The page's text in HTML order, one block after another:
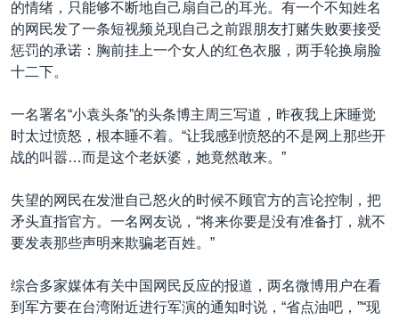
的情绪，只能够不断地自己扇自己的耳光。有一个不知姓名
的网民发了一条短视频兑现自己之前跟朋友打赌失败要接受
惩罚的承诺：胸前挂上一个女人的红色衣服，两手轮换扇脸
十二下。
一名署名“小袁头条”的头条博主周三写道，昨夜我上床睡觉
时太过愤怒，根本睡不着。“让我感到愤怒的不是网上那些开
战的叫嚣…而是这个老妖婆，她竟然敢来。”
失望的网民在发泄自己怒火的时候不顾官方的言论控制，把
矛头直指官方。一名网友说，“将来你要是没有准备打，就不
要发表那些声明来欺骗老百姓。”
综合多家媒体有关中国网民反应的报道，两名微博用户在看
到军方要在台湾附近进行军演的通知时说，“省点油吧，”“现